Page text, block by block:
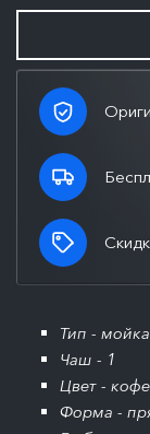
Тип -
Чаш - 1
Цвет -
Форма -